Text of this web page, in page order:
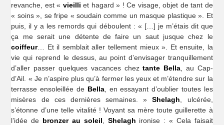
revanche, est « vieilli et hagard » ! Ce visage, objet de tant de
« soins », se fripe « soudain comme un masque plastique ». Et
puis, il y a les remords qui déboulent : « […] je m’étais dit que
ça me serait une détente de faire un saut jusque chez le
coiffeur… Et il semblait aller tellement mieux ». Et ensuite, la
vie qui reprend le dessus, au point d’envisager tranquillement
d’aller passer quelques vacances cheztante Bella , au Cap-
d’Ail. « Je n’aspire plus qu’à fermer les yeux et m’étendre sur la
terrasse ensoleillée de Bella, en essayant d’oublier toutes les
misères de ces dernières semaines. »Shelagh , ulcérée,
s’étonne d’une telle vitalité ! Voyant sa mère toute guillerette à
l’idée de bronzer au soleil Shelagh ironise : « Cela faisait